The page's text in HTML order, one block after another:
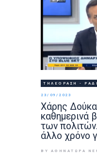
ΤΗΛΕΌΡΑΣΗ -
23/09/2023
Xάρης
καθημερινά
των
άλλο χρόνο
BY ΑΘΉΝΑΤΩΡΑ